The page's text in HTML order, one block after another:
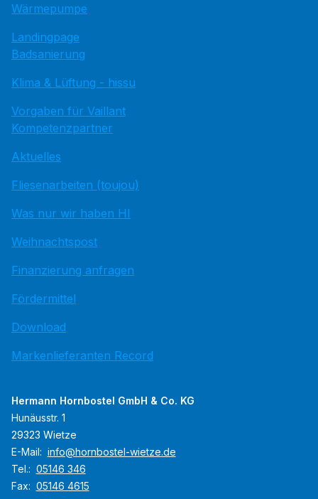
Wärmepumpe
Landingpage
Badsanierung
Klima & Lüftung - hissu
Vorgaben für Vaillant
Kompetenzpartner
Aktuelles
Fliesenarbeiten (toujou)
Was nur wir haben HI
Weihnachtspost
Finanzierung anfragen
Fördermittel
Download
Markenlieferanten Record
Hermann Hornbostel GmbH & Co. KG
Hunäusstr. 1
29323 Wietze
E-Mail: info@hornbostel-wietze.de
Tel.: 05146 346
Fax: 05146 4615